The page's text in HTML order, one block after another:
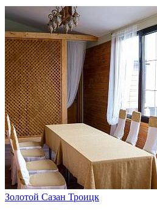
Золотой Сазан Троицк